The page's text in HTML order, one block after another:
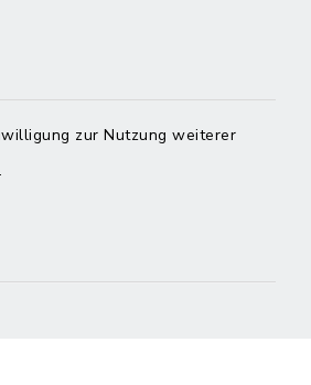
zur Nutzung weiterer
.